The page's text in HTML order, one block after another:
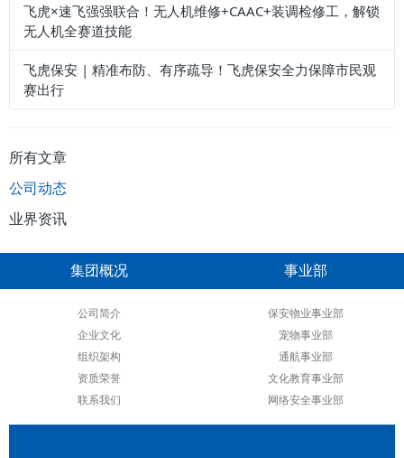
飞虎×速飞强强联合！无人机维修+CAAC+装调检修工，解锁
无人机全赛道技能
飞虎保安 | 精准布防、有序疏导！飞虎保安全力保障市民观
赛出行
所有文章
公司动态
业界资讯
集团概况
公司简介
企业文化
组织架构
资质荣誉
联系我们
事业部
保安物业事业部
宠物事业部
通航事业部
文化教育事业部
网络安全事业部